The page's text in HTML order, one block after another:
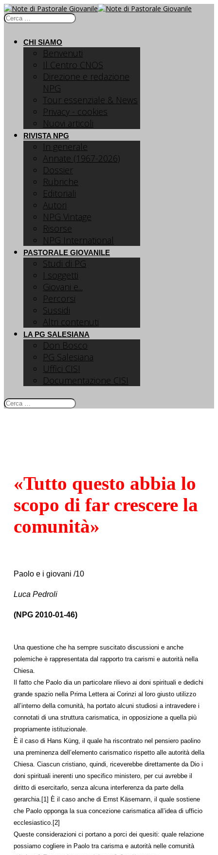
CHI SIAMO
Benvenuti
Il Centro CNOS
Direzione e redazione
NPG
Tour essenziale & News
Privacy - cookies
Nuovi articoli
RIVISTA NPG
In generale
Annate (1967-2026)
Dossier
Rubriche
Editoriali
Autori
NPG Vintage
Risorse
NPG International
PASTORALE GIOVANILE
Studi di PG
I soggetti
Giovani e...
Percorsi
Sussidi
Altri contenuti
LA PG SALESIANA
Don Bosco
PG Salesiana
Uffici CISI
Documentazione CISI
«Tutto questo abbia lo
scopo di far crescere la
comunità»
Paolo e i giovani /10
Luca Pedroli
(NPG 2010-01-46)
Una questione che ha sempre suscitato discussioni e anche
polemiche è rappresentata dal rapporto tra carismi e autorità nella
Chiesa.
Il fatto che Paolo dia un particolare rilievo ai doni spirituali e dedichi
grande spazio nella Prima Lettera ai Corinzi al loro giusto utilizzo
all’interno della comunità, ha portato alcuni studiosi a intravedere i
connotati di una struttura carismatica, in opposizione a quella più
propriamente istituzionale.
È il caso di Hans Küng, il quale ha riscontrato nel pensiero paolino
una preminenza dell’elemento carismatico rispetto alle autorità della
Chiesa. Ciascun cristiano, quindi, riceverebbe direttamente da Dio i
doni spirituali inerenti uno specifico ministero, per cui avrebbe il
diritto di esercitarlo, senza alcuna interferenza da parte della
gerarchia.[1] È il caso anche di Ernst Käsemann, il quale sostiene
che Paolo opponga la sua concezione carismatica all’idea di ufficio
ecclesiastico.[2]
Queste considerazioni ci portano a porci dei quesiti: quale relazione
possiamo cogliere in Paolo tra carisma e autorità nelle comunità